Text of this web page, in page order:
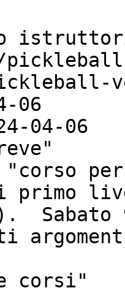
istruttori
06
04-06
"corso
primo